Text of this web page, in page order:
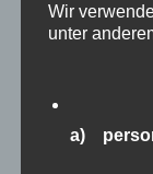
durziehen
Graureiher
Wir
unter
a)